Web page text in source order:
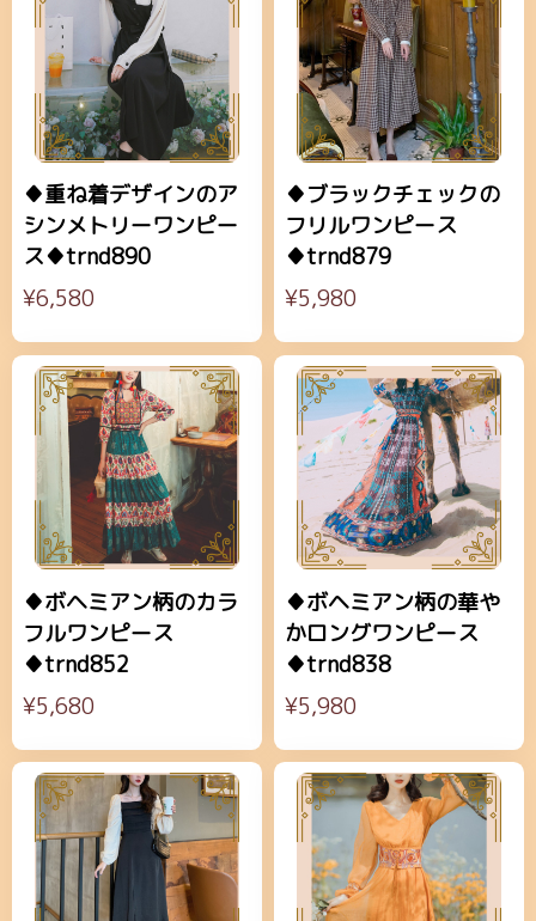
♦重ね着デザインのア
シンメトリーワンピー
ス♦trnd890
¥6,580
♦ブラックチェックの
フリルワンピース
♦trnd879
¥5,980
♦ボヘミアン柄のカラ
フルワンピース
♦trnd852
¥5,680
♦ボヘミアン柄の華や
かロングワンピース
♦trnd838
¥5,980